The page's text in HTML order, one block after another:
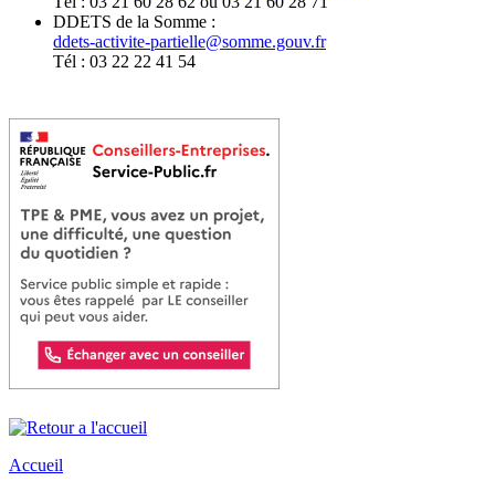
DDETS de la Somme :
ddets-activite-partielle@somme.gouv.fr
Tél : 03 22 22 41 54
Accueil